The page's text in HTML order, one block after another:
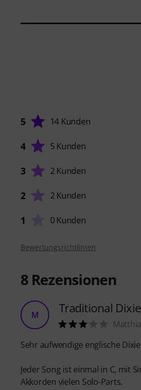
5 14 Kunden
4 5 Kunden
3 2 Kunden
2 2 Kunden
1 0 Kunden
Bewertungsrichtlinien
8 Rezensionen
M Traditional
Sehr aufwendige englische
Jeder Song ist einmal in C, mit
Akkorden vielen Solo-Parts.